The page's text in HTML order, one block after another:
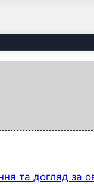
та догляд за